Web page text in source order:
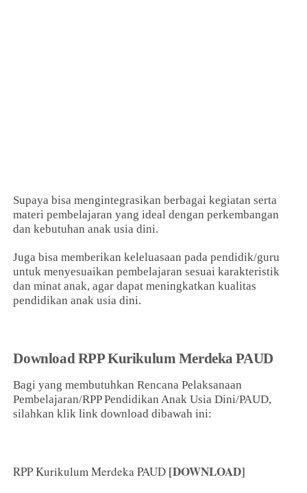
Supaya bisa mengintegrasikan berbagai kegiatan serta
materi pembelajaran yang ideal dengan perkembangan
dan kebutuhan anak usia dini.
Juga bisa memberikan keleluasaan pada pendidik/guru
untuk menyesuaikan pembelajaran sesuai karakteristik
dan minat anak, agar dapat meningkatkan kualitas
pendidikan anak usia dini.
Download RPP Kurikulum Merdeka PAUD
Bagi yang membutuhkan Rencana Pelaksanaan
Pembelajaran/RPP Pendidikan Anak Usia Dini/PAUD,
silahkan klik link download dibawah ini:
RPP Kurikulum Merdeka PAUD [DOWNLOAD]